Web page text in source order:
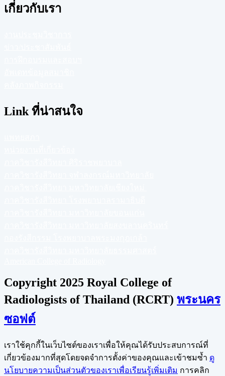
เกี่ยวกับเรา
Link ที่น่าสนใจ
Copyright 2025 Royal College of
Radiologists of Thailand (RCRT) พระนคร
ซอฟต์
เราใช้คุกกี้ในเว็บไซต์ของเราเพื่อให้คุณได้รับประสบการณ์ที่
เกี่ยวข้องมากที่สุดโดยจดจำการตั้งค่าของคุณและเข้าชมซ้ำ ดู
นโยบายความเป็นส่วนตัวของเราเพื่อเรียนรู้เพิ่มเติม การคลิก